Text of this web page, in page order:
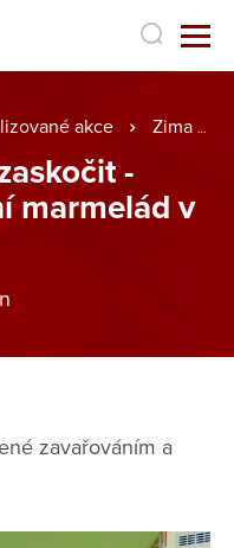
akce Zima nás nemůže zaskočit - zavařování a vaření marmelád v Litovli
-
marmelád v
zavařováním a